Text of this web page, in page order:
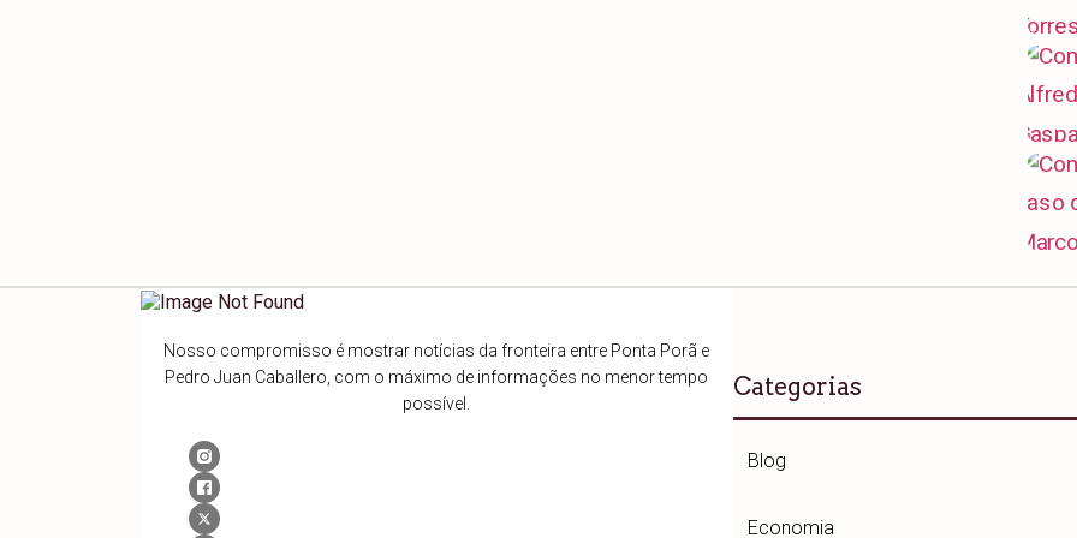
Nosso compromisso é mostrar notícias da fronteira entre Ponta Porã e
Pedro Juan Caballero, com o máximo de informações no menor tempo
possível.
Categorias
Blog
Economia